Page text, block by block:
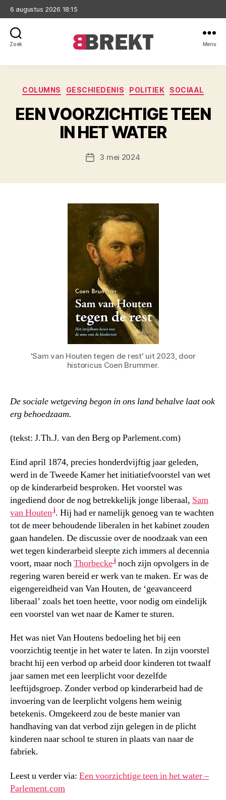
6 augustus 2026 18:15
Zoek Menu
Categorieën
COLUMNS GESCHIEDENIS POLITIEK SOCIAAL
EEN VOORZICHTIGE TEEN
IN HET WATER
Berichtdatum
3 mei 2024
'Sam van Houten tegen de rest' uit 2023, door
historicus Coen Brummer.
De sociale wetgeving begon in ons land behalve laat ook
erg behoedzaam.
(tekst: J.Th.J. van den Berg op Parlement.com)
Eind april 1874, precies honderdvijftig jaar geleden,
werd in de Tweede Kamer het initiatiefvoorstel van wet
op de kinderarbeid besproken. Het voorstel was
ingediend door de nog betrekkelijk jonge liberaal, Sam
van Houteni. Hij had er namelijk genoeg van te wachten
tot de meer behoudende liberalen in het kabinet zouden
gaan handelen. De discussie over de noodzaak van een
wet tegen kinderarbeid sleepte zich immers al decennia
voort, maar nochThorbeckei noch zijn opvolgers in de
regering waren bereid er werk van te maken. Er was de
eigengereidheid van Van Houten, de ‘geavanceerd
liberaal’ zoals het toen heette, voor nodig om eindelijk
een voorstel van wet naar de Kamer te sturen.
Het was niet Van Houtens bedoeling het bij een
voorzichtig teentje in het water te laten. In zijn voorstel
bracht hij een verbod op arbeid door kinderen tot twaalf
jaar samen met een leerplicht voor dezelfde
leeftijdsgroep. Zonder verbod op kinderarbeid had de
invoering van de leerplicht volgens hem weinig
betekenis. Omgekeerd zou de beste manier van
handhaving van dat verbod zijn gelegen in de plicht
kinderen naar school te sturen in plaats van naar de
fabriek.
Leest u verder via: Een voorzichtige teen in het water –
Parlement.com